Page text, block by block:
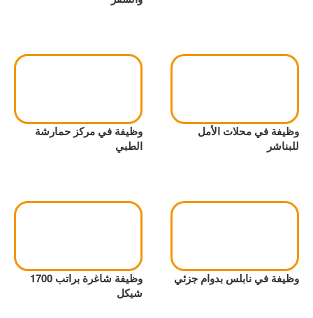
وظيفة في محلات الأمل
للبناشر
وظيفة في مركز حمارشة
الطبي
وظيفة في نابلس بدوام جزئي
وظيفة شاغرة براتب 1700
شيكل